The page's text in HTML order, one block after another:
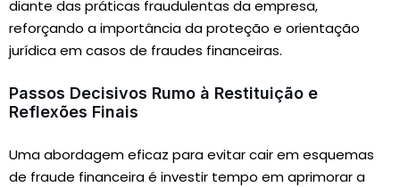
diante das práticas fraudulentas da empresa,
reforçando a importância da proteção e orientação
jurídica em casos de fraudes financeiras.
Passos Decisivos Rumo à Restituição e
Reflexões Finais
Uma abordagem eficaz para evitar cair em esquemas
de fraude financeira é investir tempo em aprimorar a